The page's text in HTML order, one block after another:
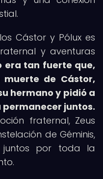
Cástor y Pólux es
y aventuras
era tan fuerte que,
de Cástor,
hermano y pidió a
permanecer juntos.
fraternal, Zeus
de Géminis,
juntos por toda la